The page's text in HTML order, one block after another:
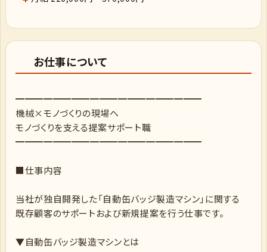
お仕事について
━━━━━━━━━━━━━━━━━━━━
機械×モノづくりの現場へ
モノづくりを支える提案サポート職
━━━━━━━━━━━━━━━━━━━━
■仕事内容
当社が独自開発した「自動缶バッジ製造マシン」に関する
既存顧客のサポートおよび新規提案を行う仕事です。
▼自動缶バッジ製造マシンとは